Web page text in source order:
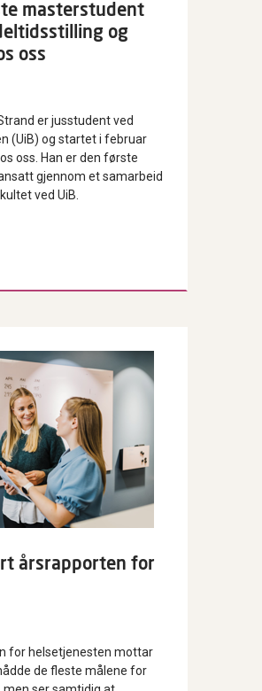
masterstudent
og
oss
er jusstudent ved
(UiB) og startet i februar
oss. Han er den første
gjennom et samarbeid
ved UiB.
årsrapporten for
for helsetjenesten mottar
de fleste målene for